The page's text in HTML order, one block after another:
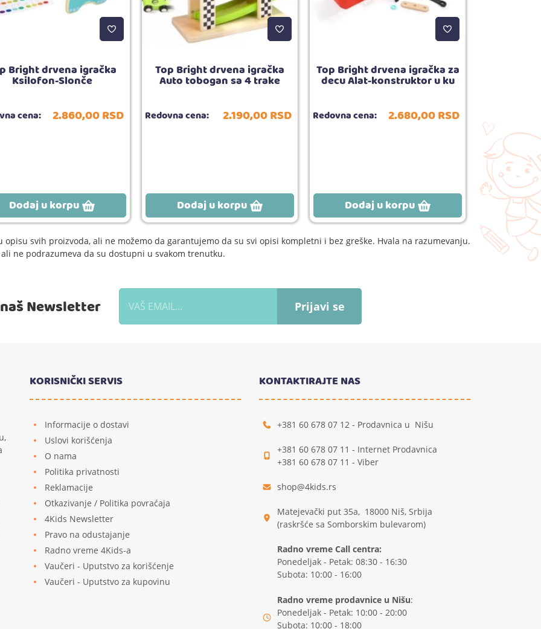
Bright drvena igračka
Ksilofon-Slonče
cena: 2.860,00RSD
Dodaj u korpu
Top Bright drvena igračka
Auto tobogan sa 4 trake
Redovna cena: 2.190,00RSD
Dodaj u korpu
Top Bright drvena igračka za
decu Alat-konstruktor u ku
Redovna cena: 2.680,00RSD
Dodaj u korpu
svih proizvoda, ali ne možemo da garantujemo da su svi opisi kompletni i bez greške. Hvala na razumevanju.
ne podrazumeva da su dostupni u svakom trenutku.
Newsletter Prijavi se
KORISNIČKI SERVIS
Informacije o dostavi
Uslovi korišćenja
O nama
Politika privatnosti
Reklamacije
Otkazivanje / Politika povraćaja
4Kids Newsletter
Pravo na odustajanje
Radno vreme 4Kids-a
Vaučeri - Uputstvo za korišćenje
Vaučeri - Uputstvo za kupovinu
KONTAKTIRAJTE NAS
+381 60 678 07 12 - Prodavnica u Nišu
+381 60 678 07 11 - Internet Prodavnica
+381 60 678 07 11 - Viber
shop@4kids.rs
Matejevački put 35a, 18000 Niš, Srbija
(raskršće sa Somborskim bulevarom)
Radno vreme Call centra:
Ponedeljak - Petak: 08:30 - 16:30
Subota: 10:00 - 16:00
Radno vreme prodavnice u Nišu:
Ponedeljak - Petak: 10:00 - 20:00
Subota: 10:00 - 18:00